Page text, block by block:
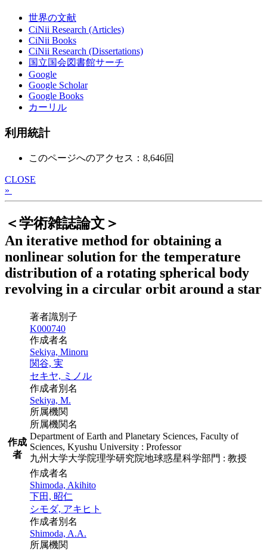
世界の文献
CiNii Research (Articles)
CiNii Books
CiNii Research (Dissertations)
国立国会図書館サーチ
Google
Google Scholar
Google Books
カーリル
利用統計
このページへのアクセス：8,646回
CLOSE
»
＜学術雑誌論文＞
An iterative method for obtaining a
nonlinear solution for the temperature
distribution of a rotating spherical body
revolving in a circular orbit around a star
作成
者
著者識別子
K000740
作成者名
Sekiya, Minoru
関谷, 実
セキヤ, ミノル
作成者別名
Sekiya, M.
所属機関
所属機関名
Department of Earth and Planetary Sciences, Faculty of
Sciences, Kyushu University : Professor
九州大学大学院理学研究院地球惑星科学部門 : 教授
作成者名
Shimoda, Akihito
下田, 昭仁
シモダ, アキヒト
作成者別名
Shimoda, A.A.
所属機関